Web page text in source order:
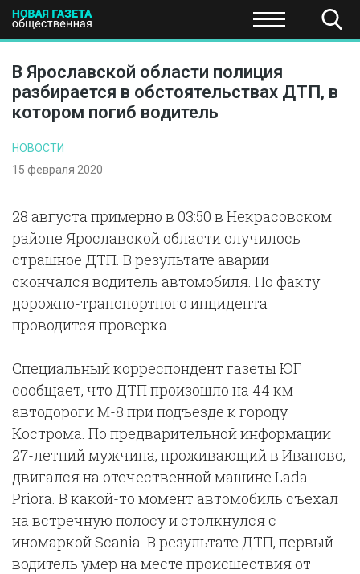
ПОЛИТИКА ЭКОНОМИКА НАУКА И
В Ярославской области полиция
разбирается в обстоятельствах ДТП, в
котором погиб водитель
НОВОСТИ
15 февраля 2020
28 августа примерно в 03:50 в Некрасовском
районе Ярославской области случилось
страшное ДТП. В результате аварии
скончался водитель автомобиля. По факту
дорожно-транспортного инцидента
проводится проверка.
Специальный корреспондент газеты ЮГ
сообщает, что ДТП произошло на 44 км
автодороги М-8 при подъезде к городу
Кострома. По предварительной информации
27-летний мужчина, проживающий в Иваново,
двигался на отечественной машине Lada
Priora. В какой-то момент автомобиль съехал
на встречную полосу и столкнулся с
иномаркой Scania. В результате ДТП, первый
водитель умер на месте происшествия от